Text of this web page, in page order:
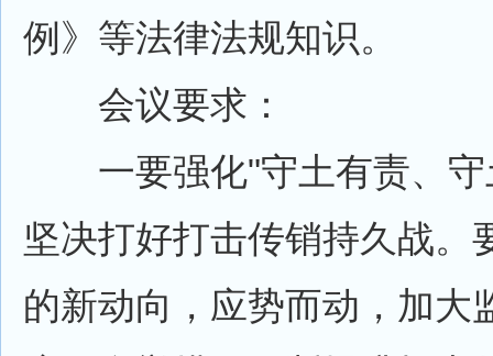
例》等法律法规知识。
会议要求：
一要强化"守土有责、守
坚决打好打击传销持久战。
的新动向，应势而动，加大